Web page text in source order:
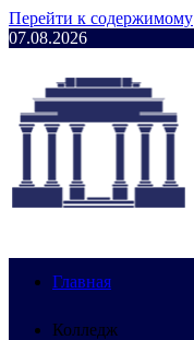
Перейти к содержимому
07.08.2026
Главная
Колледж